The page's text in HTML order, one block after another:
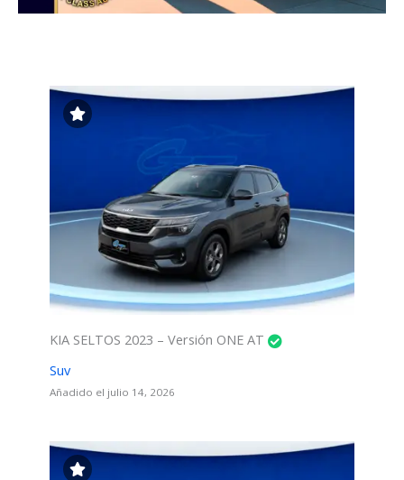
KIA SELTOS 2023 – Versión ONE AT
Suv
Añadido el julio 14, 2026